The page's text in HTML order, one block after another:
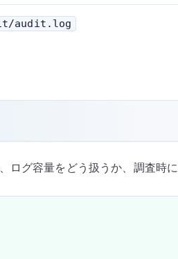
audit.log
グ容量をどう扱うか、調査時